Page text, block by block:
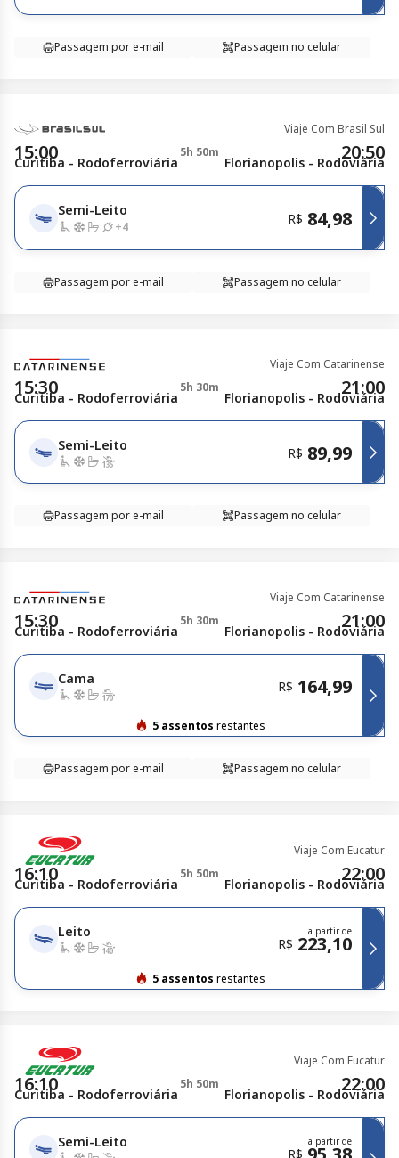
Passagem por e-mail Passagem no celular
Viaje Com Brasil Sul
15:00 5h 50m 20:50
Curitiba - Rodoferroviária Florianopolis - Rodoviária
Semi-Leito
+4 R$ 84,98
Passagem por e-mail Passagem no celular
Viaje Com Catarinense
15:30 5h 30m 21:00
Curitiba - Rodoferroviária Florianopolis - Rodoviária
Semi-Leito R$ 89,99
Passagem por e-mail Passagem no celular
Viaje Com Catarinense
15:30 5h 30m 21:00
Curitiba - Rodoferroviária Florianopolis - Rodoviária
Cama R$ 164,99
5 assentos restantes
Passagem por e-mail Passagem no celular
Viaje Com Eucatur
16:10 5h 50m 22:00
Curitiba - Rodoferroviária Florianopolis - Rodoviária
Leito a partir de
R$ 223,10
5 assentos restantes
Viaje Com Eucatur
16:10 5h 50m 22:00
Curitiba - Rodoferroviária Florianopolis - Rodoviária
Semi-Leito a partir de
R$